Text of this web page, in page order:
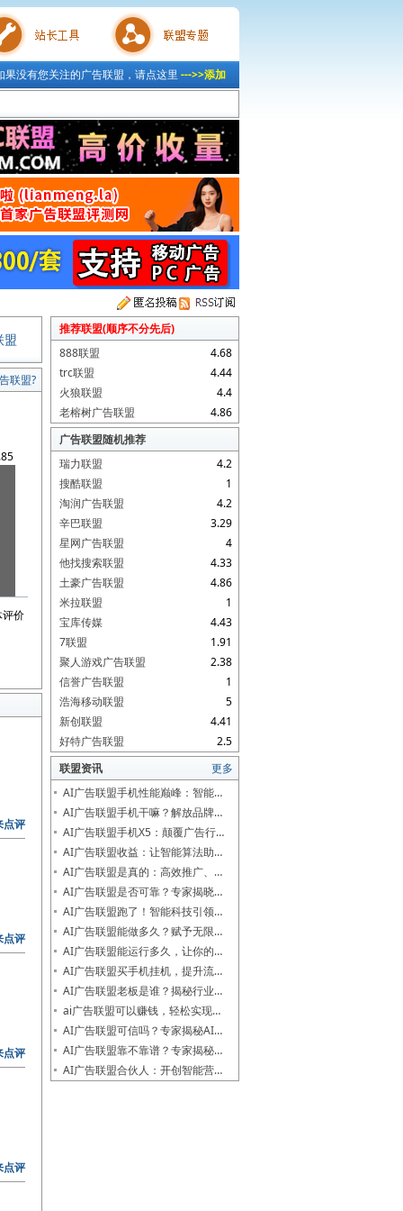
联盟专题
没有您关注的广告联盟，请点这里 --->>添加
盟
联盟?
评价
点评
点评
点评
点评
推荐联盟(顺序不分先后)
4.68
888联盟
4.44
trc联盟
4.4
火狼联盟
4.86
老榕树广告联盟
广告联盟随机推荐
4.2
瑞力联盟
1
搜酷联盟
4.2
淘润广告联盟
3.29
辛巴联盟
4
星网广告联盟
4.33
他找搜索联盟
4.86
土豪广告联盟
1
米拉联盟
4.43
宝库传媒
1.91
7联盟
2.38
聚人游戏广告联盟
1
信誉广告联盟
5
浩海移动联盟
4.41
新创联盟
2.5
好特广告联盟
更多
联盟资讯
AI广告联盟手机性能巅峰：智能…
AI广告联盟手机干嘛？解放品牌…
AI广告联盟手机X5：颠覆广告行…
AI广告联盟收益：让智能算法助…
AI广告联盟是真的：高效推广、…
AI广告联盟是否可靠？专家揭晓…
AI广告联盟跑了！智能科技引领…
AI广告联盟能做多久？赋予无限…
AI广告联盟能运行多久，让你的…
AI广告联盟买手机挂机，提升流…
AI广告联盟老板是谁？揭秘行业…
ai广告联盟可以赚钱，轻松实现…
AI广告联盟可信吗？专家揭秘AI…
AI广告联盟靠不靠谱？专家揭秘…
AI广告联盟合伙人：开创智能营…